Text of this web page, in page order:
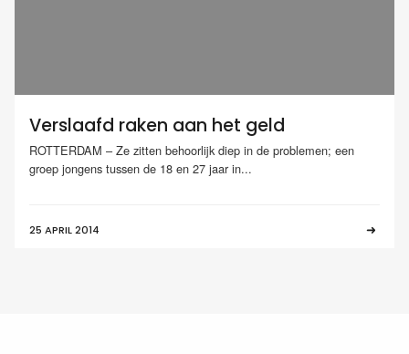
Verslaafd raken aan het geld
ROTTERDAM – Ze zitten behoorlijk diep in de problemen; een
groep jongens tussen de 18 en 27 jaar in...
25 APRIL 2014